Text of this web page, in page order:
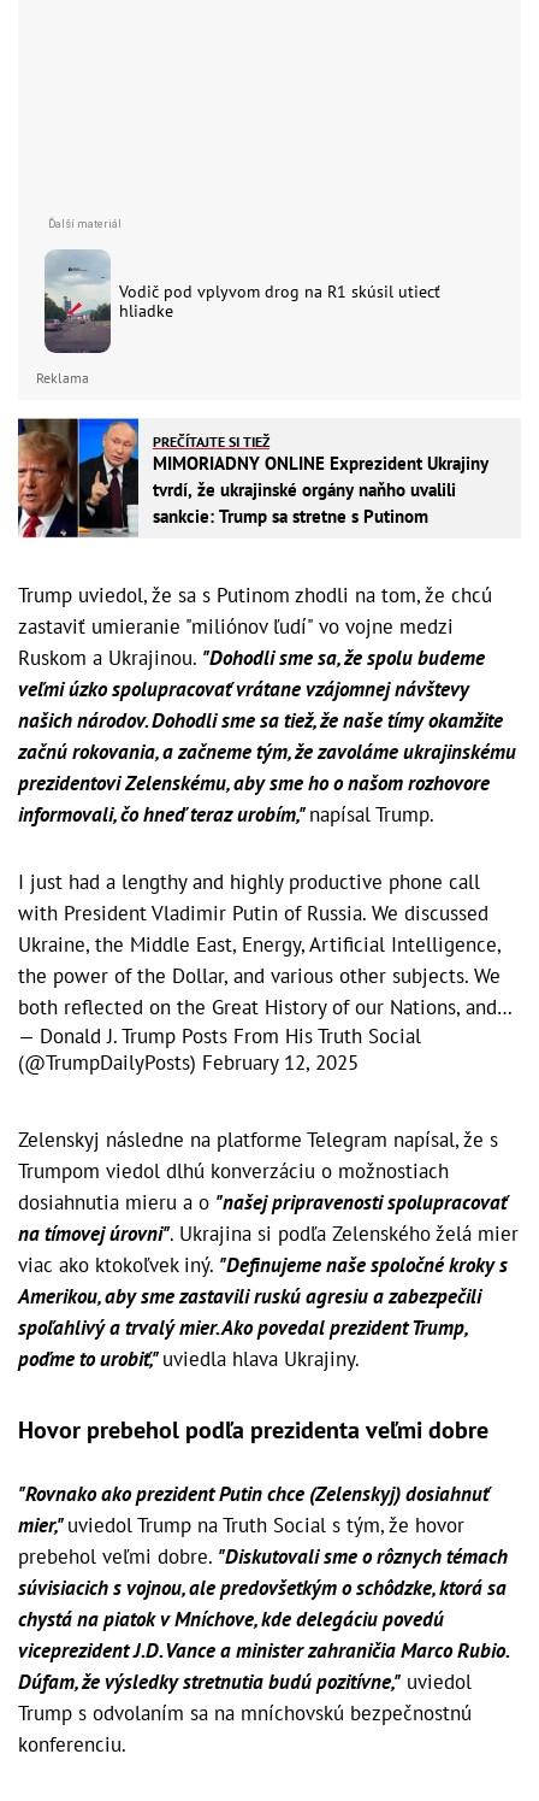
Vodič pod vplyvom drog na R1 skúsil utiecť
hliadke
Reklama
PREČÍTAJTE SI TIEŽ
MIMORIADNY ONLINE Exprezident Ukrajiny
tvrdí, že ukrajinské orgány naňho uvalili
sankcie: Trump sa stretne s Putinom
Trump uviedol, že sa s Putinom zhodli na tom, že chcú
zastaviť umieranie "miliónov ľudí" vo vojne medzi
Ruskom a Ukrajinou. "Dohodli sme sa, že spolu budeme
veľmi úzko spolupracovať vrátane vzájomnej návštevy
našich národov. Dohodli sme sa tiež, že naše tímy okamžite
začnú rokovania, a začneme tým, že zavoláme ukrajinskému
prezidentovi Zelenskému, aby sme ho o našom rozhovore
informovali, čo hneď teraz urobím,"napísal Trump.
I just had a lengthy and highly productive phone call
with President Vladimir Putin of Russia. We discussed
Ukraine, the Middle East, Energy, Artificial Intelligence,
the power of the Dollar, and various other subjects. We
both reflected on the Great History of our Nations, and…
— Donald J. Trump Posts From His Truth Social
(@TrumpDailyPosts) February 12, 2025
Zelenskyj následne na platforme Telegram napísal, že s
Trumpom viedol dlhú konverzáciu o možnostiach
dosiahnutia mieru a o "našej pripravenosti spolupracovať
na tímovej úrovni". Ukrajina si podľa Zelenského želá mier
viac ako ktokoľvek iný. "Definujeme naše spoločné kroky s
Amerikou, aby sme zastavili ruskú agresiu a zabezpečili
spoľahlivý a trvalý mier. Ako povedal prezident Trump,
poďme to urobiť,"uviedla hlava Ukrajiny.
Hovor prebehol podľa prezidenta veľmi dobre
"Rovnako ako prezident Putin chce (Zelenskyj) dosiahnuť
mier,"uviedol Trump na Truth Social s tým, že hovor
prebehol veľmi dobre. "Diskutovali sme o rôznych témach
súvisiacich s vojnou, ale predovšetkým o schôdzke, ktorá sa
chystá na piatok v Mníchove, kde delegáciu povedú
viceprezident J.D. Vance a minister zahraničia Marco Rubio.
Dúfam, že výsledky stretnutia budú pozitívne," uviedol
Trump s odvolaním sa na mníchovskú bezpečnostnú
konferenciu.